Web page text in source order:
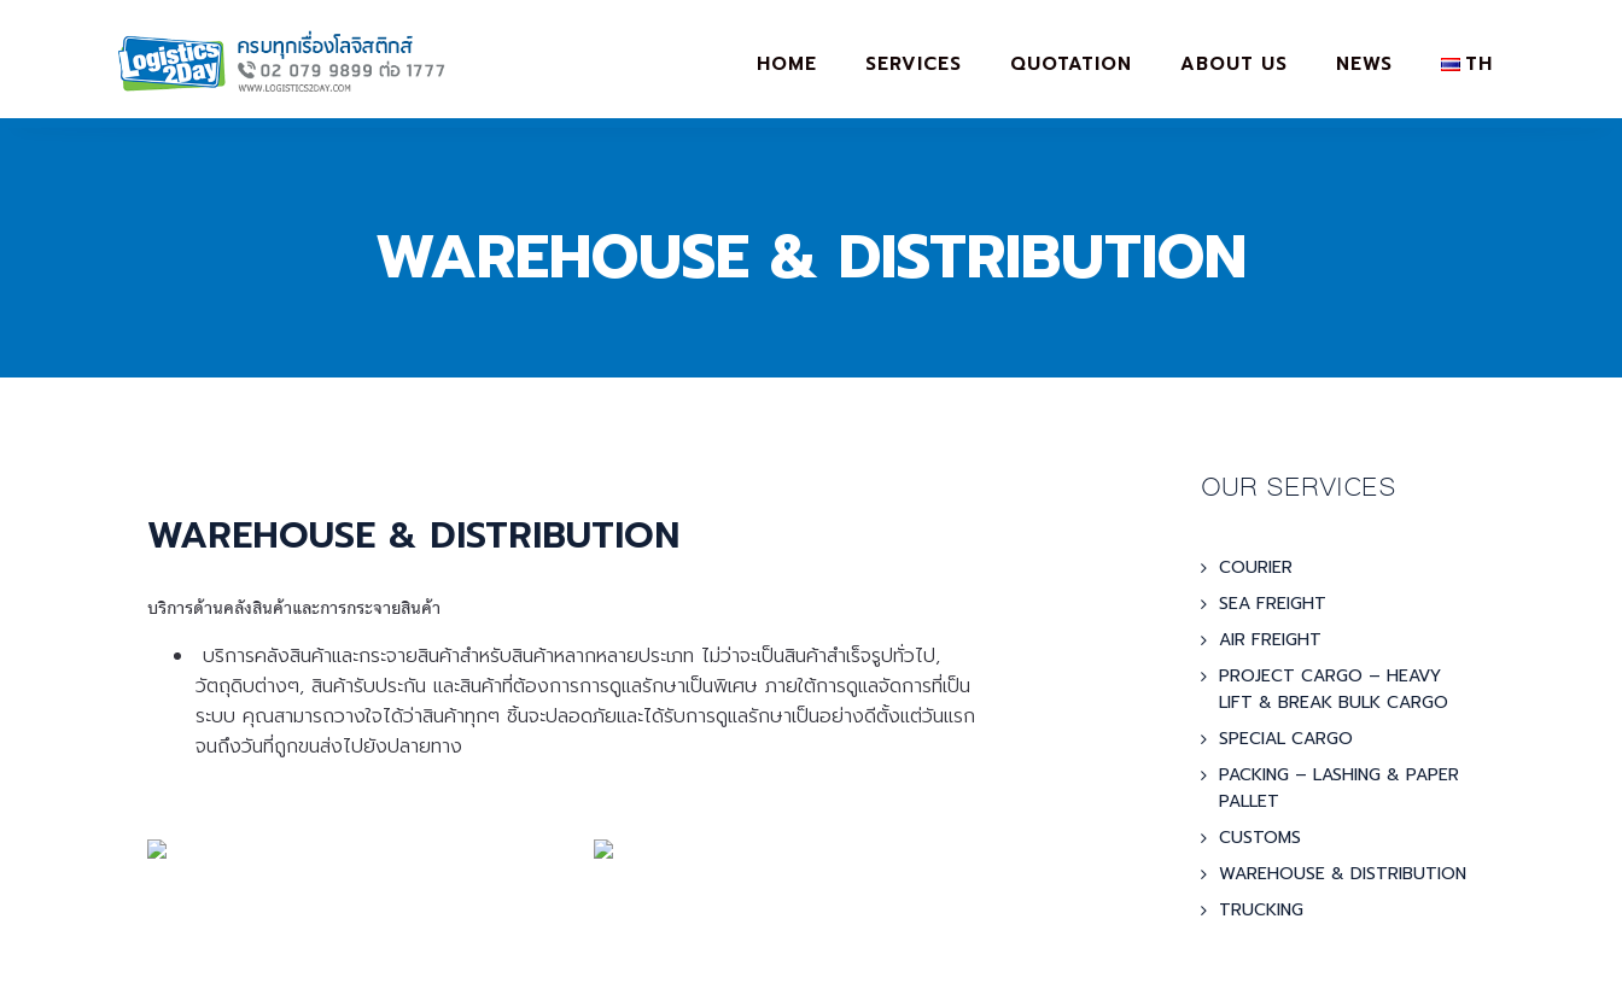
HOME SERVICES QUOTATION ABOUT US NEWS TH
WAREHOUSE & DISTRIBUTION
WAREHOUSE & DISTRIBUTION
บริการด้านคลังสินค้าและการกระจายสินค้า
บริการคลังสินค้าและกระจายสินค้าสำหรับสินค้าหลากหลายประเภท ไม่ว่าจะเป็นสินค้าสำเร็จรูปทั่วไป,
วัตถุดิบต่างๆ, สินค้ารับประกัน และสินค้าที่ต้องการการดูแลรักษาเป็นพิเศษ ภายใต้การดูแลจัดการที่เป็น
ระบบ คุณสามารถวางใจได้ว่าสินค้าทุกๆ ชิ้นจะปลอดภัยและได้รับการดูแลรักษาเป็นอย่างดีตั้งแต่วันแรก
จนถึงวันที่ถูกขนส่งไปยังปลายทาง
OUR SERVICES
COURIER
SEA FREIGHT
AIR FREIGHT
PROJECT CARGO – HEAVY
LIFT & BREAK BULK CARGO
SPECIAL CARGO
PACKING – LASHING & PAPER
PALLET
CUSTOMS
WAREHOUSE & DISTRIBUTION
TRUCKING